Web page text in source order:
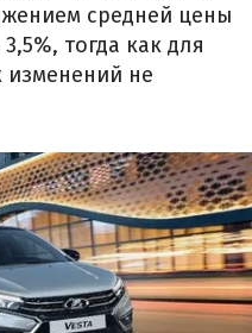
средней цены
тогда как для
изменений не